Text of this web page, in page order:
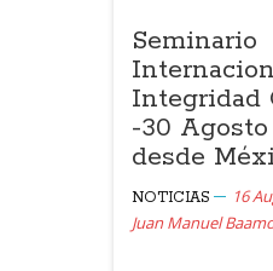
Seminario
Integridad
-30
desde
NOTICIAS 16
Juan Manuel